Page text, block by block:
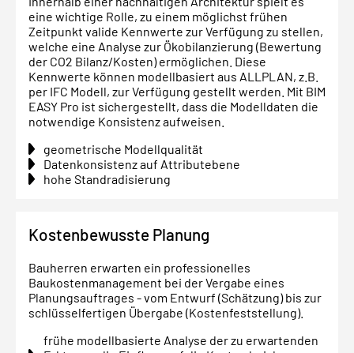
eine wichtige Rolle, zu einem möglichst frühen
Zeitpunkt valide Kennwerte zur Verfügung zu stellen,
welche eine Analyse zur Ökobilanzierung (Bewertung
der CO2 Bilanz/Kosten) ermöglichen. Diese
Kennwerte können modellbasiert aus ALLPLAN, z.B.
per IFC Modell, zur Verfügung gestellt werden. Mit BIM
EASY Pro ist sichergestellt, dass die Modelldaten die
notwendige Konsistenz aufweisen.
geometrische Modellqualität
Datenkonsistenz auf Attributebene
hohe Standradisierung
Kostenbewusste Planung
Bauherren erwarten ein professionelles
Baukostenmanagement bei der Vergabe eines
Planungsauftrages - vom Entwurf (Schätzung) bis zur
schlüsselfertigen Übergabe (Kostenfeststellung).
frühe modellbasierte Analyse der zu erwartenden